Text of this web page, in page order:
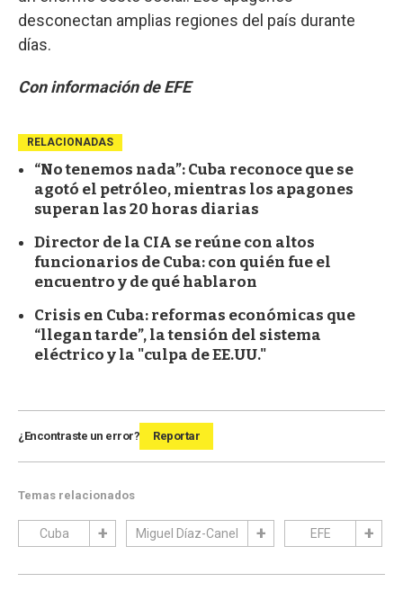
desconectan amplias regiones del país durante
días.
Con información de EFE
RELACIONADAS
“No tenemos nada”: Cuba reconoce que se
agotó el petróleo, mientras los apagones
superan las 20 horas diarias
Director de la CIA se reúne con altos
funcionarios de Cuba: con quién fue el
encuentro y de qué hablaron
Crisis en Cuba: reformas económicas que
“llegan tarde”, la tensión del sistema
eléctrico y la "culpa de EE.UU."
¿Encontraste un error? Reportar
Temas relacionados
Cuba Miguel Díaz-Canel EFE